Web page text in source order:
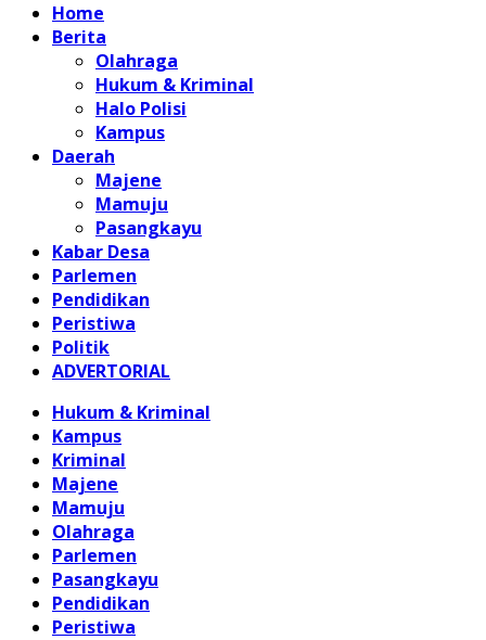
Home
Berita
Olahraga
Hukum & Kriminal
Halo Polisi
Kampus
Daerah
Majene
Mamuju
Pasangkayu
Kabar Desa
Parlemen
Pendidikan
Peristiwa
Politik
ADVERTORIAL
Hukum & Kriminal
Kampus
Kriminal
Majene
Mamuju
Olahraga
Parlemen
Pasangkayu
Pendidikan
Peristiwa